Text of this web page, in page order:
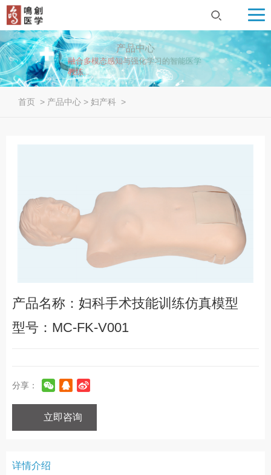
产品中心
融合多模态感知与强化学习的智能医学
教练...
首页 > 产品中心 > 妇产科 >
产品名称：妇科手术技能训练仿真模型
型号：MC-FK-V001
分享：
立即咨询
详情介绍